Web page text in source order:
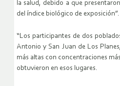
la salud, debido a que
del índice biológico de exposición”.
“Los participantes de dos
Antonio y San Juan de Los
más altas con concentraciones
obtuvieron en esos lugares.